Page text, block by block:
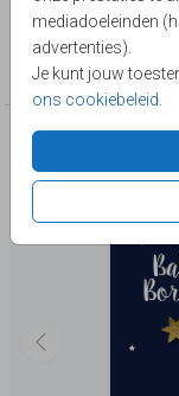
mediadoeleinden
advertenties).
Je kunt jouw
ons cookiebeleid
Collectie
kraamborrelkaartjes
Deze